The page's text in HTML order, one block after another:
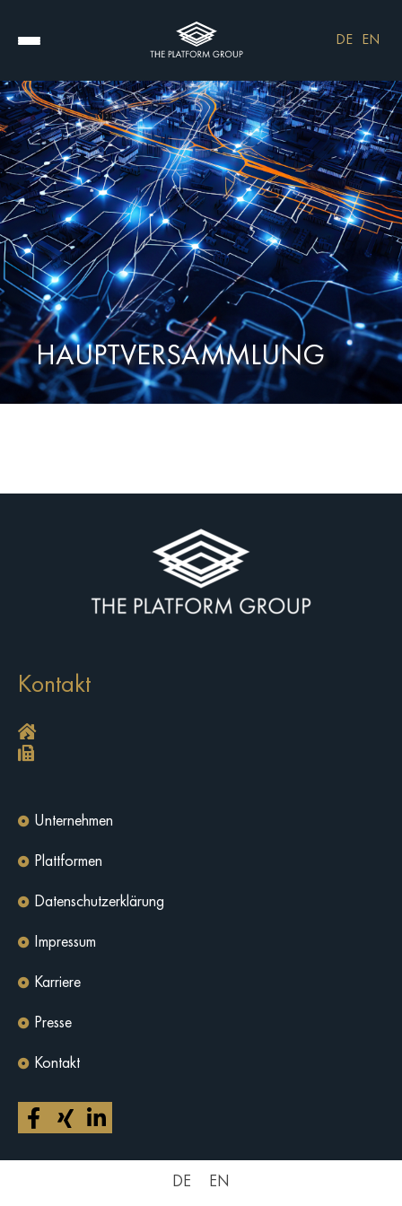
DE EN
HAUPT­VERSAMMLUNG
Kontakt
Unternehmen
Plattformen
Datenschutzerklärung
Impressum
Karriere
Presse
Kontakt
DE EN